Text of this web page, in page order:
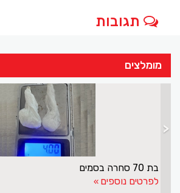
תגובות
מומלצים
בת 70 סחרה בסמים
לפרטים נוספים
<